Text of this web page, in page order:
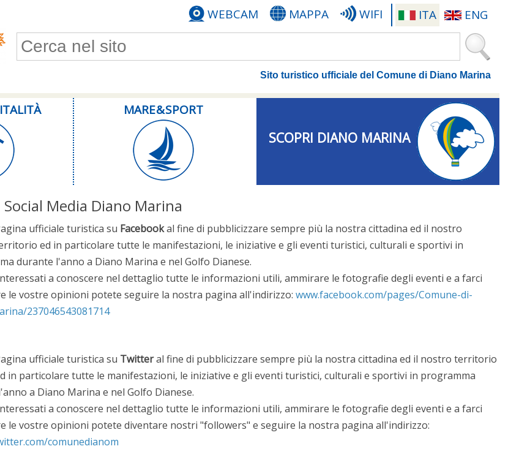
ITA ENG
WEBCAM MAPPA WIFI
Form di ricerca
Sito turistico ufficiale del Comune di Diano Marina
MARE & SPORT
SCOPRI DIANO MARINA
Social Media Diano Marina
ufficiale turistica su Facebookal fine di pubblicizzare sempre più la nostra cittadina ed il nostro
ed in particolare tutte le manifestazioni, le iniziative e gli eventi turistici, culturali e sportivi in
durante l'anno a Diano Marina e nel Golfo Dianese.
a conoscere nel dettaglio tutte le informazioni utili, ammirare le fotografie degli eventi e a farci
le vostre opinioni potete seguire la nostra pagina all'indirizzo: www.facebook.com/pages/Comune-di-
237046543081714
ufficiale turistica su Twitteral fine di pubblicizzare sempre più la nostra cittadina ed il nostro territorio
in particolare tutte le manifestazioni, le iniziative e gli eventi turistici, culturali e sportivi in programma
a Diano Marina e nel Golfo Dianese.
a conoscere nel dettaglio tutte le informazioni utili, ammirare le fotografie degli eventi e a farci
le vostre opinioni potete diventare nostri "followers" e seguire la nostra pagina all'indirizzo:
comunedianom